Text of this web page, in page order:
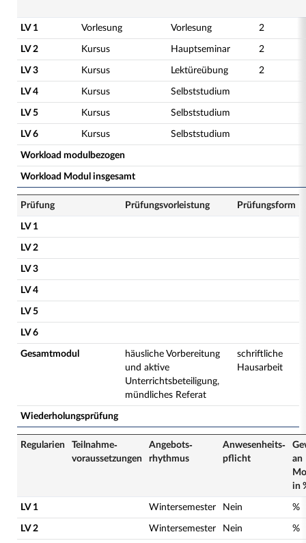
LV 1 Vorlesung Vorlesung 2
LV 2 Kursus Hauptseminar 2
LV 3 Kursus Lektüreübung 2
LV 4 Kursus Selbststudium
LV 5 Kursus Selbststudium
LV 6 Kursus Selbststudium
Workload modulbezogen
Workload Modul insgesamt
Prüfung Prüfungsvorleistung Prüfungsform
LV 1
LV 2
LV 3
LV 4
LV 5
LV 6
Gesamtmodul
häusliche Vorbereitung
und aktive
Unterrichtsbeteiligung,
mündliches Referat
schriftliche
Hausarbeit
Wiederholungsprüfung
Regularien
Teilnahme­
voraussetzungen
Angebots­
rhythmus
Anwesenheits­
pflicht
an
in
LV 1 Wintersemester Nein %
LV 2 Wintersemester Nein %